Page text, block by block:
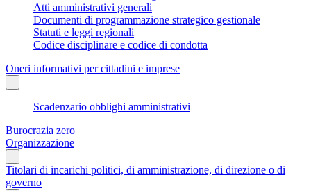
Atti amministrativi generali
Documenti di programmazione strategico gestionale
Statuti e leggi regionali
Codice disciplinare e codice di condotta
Oneri informativi per cittadini e imprese
Scadenzario obblighi amministrativi
Burocrazia zero
Organizzazione
Titolari di incarichi politici, di amministrazione, di direzione o di
governo